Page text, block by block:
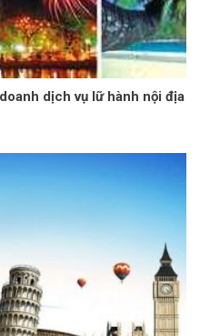
dịch vụ lữ hành nội địa